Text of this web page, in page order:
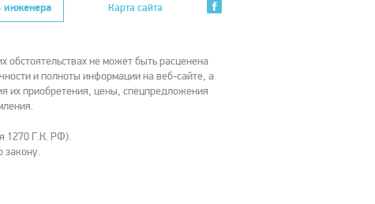
инженера Карта сайта
не может быть расценена
и полноты информации на веб-сайте, а
их приобретения, цены, спецпредложения
1270 Г.К. РФ).
закону.